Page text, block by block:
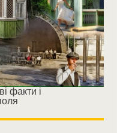
факти і